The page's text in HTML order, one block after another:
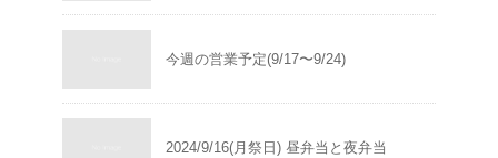
今週の営業予定(9/17〜9/24)
2024/9/16(月祭日) 昼弁当と夜弁当